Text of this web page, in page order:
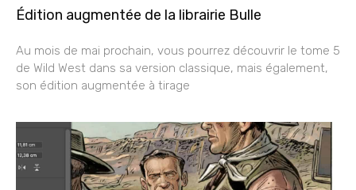
Édition augmentée de la librairie Bulle
Au mois de mai prochain, vous pourrez découvrir le tome 5
de Wild West dans sa version classique, mais également,
son édition augmentée à tirage